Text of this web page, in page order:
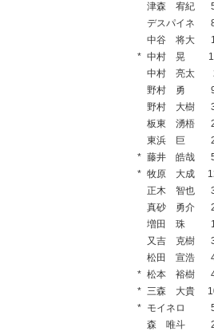
津森 宥紀
デスパイネ
中谷 将大
* 中村 晃
中村 亮太
野村 勇
野村 大樹
板東 湧梧
東浜 巨
* 藤井 皓哉
* 牧原 大成
正木 智也
真砂 勇介
増田 珠
又吉 克樹
松田 宣浩
* 松本 裕樹
* 三森 大貴
* モイネロ
森 唯斗